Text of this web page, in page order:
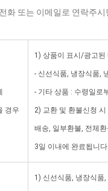
화 또는 이메일로 연락주
경우
1) 상품이 표시/광고된
- 신선식품, 냉장식품,
- 기타 상품 : 수령일로
2) 교환 및 환불신청
배송, 일부환불, 전체
3일 이내에 완료됩니
1) 신선식품, 냉장식품